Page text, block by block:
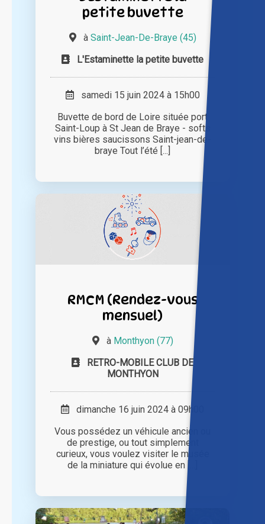
petite buvette
à Saint-Jean-De-Braye (45)
L'Estaminette la petite buvette
samedi 15 juin 2024 à 15h00
Buvette de bord de Loire située port
Saint-Loup à St Jean de Braye - softs
vins bières saucissons Saint-jean-de-
braye Tout l’été [...]
RMCM (Rendez-vous
mensuel)
à Monthyon (77)
RETRO-MOBILE CLUB DE
MONTHYON
dimanche 16 juin 2024 à 09h00
Vous possédez un véhicule ancien ou
de prestige, ou tout simplement
curieux, vous voulez visiter le musée
de la miniature qui évolue en [...]